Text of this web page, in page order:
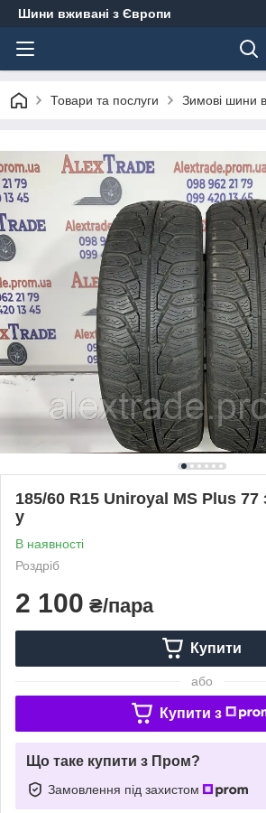
Шини вживані з Європи
Товари та послуги Зимові шини
185/60 R15 Uniroyal MS Plus
у
В наявності
Роздріб
2 100 ₴/пара
Купити
або
Купити з
Що таке купити з Пром?
Замовлення під захистом